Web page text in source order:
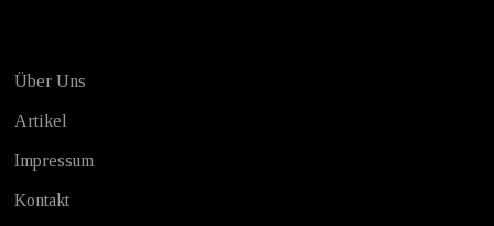
Über Uns
Artikel
Impressum
Kontakt